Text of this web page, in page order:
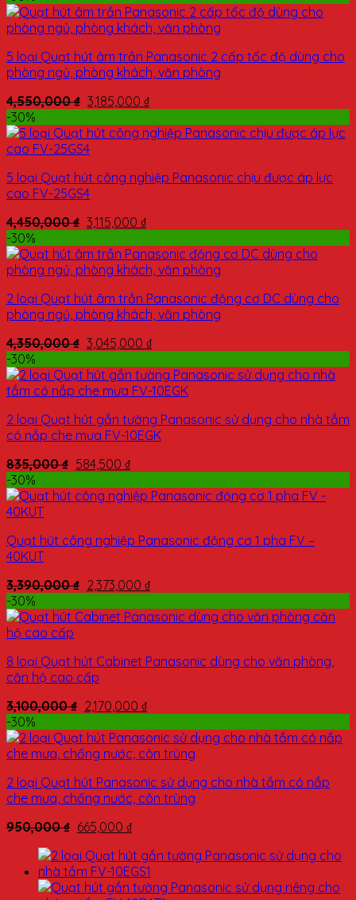
5 loại Quạt hút âm trần Panasonic 2 cấp tốc độ dùng cho
phòng ngủ, phòng khách, văn phòng
4,550,000₫ 3,185,000 ₫
-30%
5 loại Quạt hút công nghiệp Panasonic chịu được áp lực
cao FV-25GS4
4,450,000₫ 3,115,000 ₫
-30%
2 loại Quạt hút âm trần Panasonic động cơ DC dùng cho
phòng ngủ, phòng khách, văn phòng
4,350,000₫ 3,045,000 ₫
-30%
2 loại Quạt hút gắn tường Panasonic sử dụng cho nhà tắm
có nắp che mưa FV-10EGK
835,000₫ 584,500 ₫
-30%
Quạt hút công nghiệp Panasonic động cơ 1 pha FV –
40KUT
3,390,000₫ 2,373,000 ₫
-30%
8 loại Quạt hút Cabinet Panasonic dùng cho văn phòng,
căn hộ cao cấp
3,100,000₫ 2,170,000 ₫
-30%
2 loại Quạt hút Panasonic sử dụng cho nhà tắm có nắp
che mưa, chống nước, côn trùng
950,000₫ 665,000 ₫